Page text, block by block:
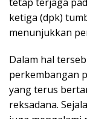
ketiga (dpk)
menunjukkan
Dalam hal
perkembangan
yang terus
reksadana.